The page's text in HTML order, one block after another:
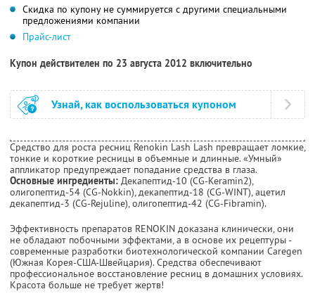
Скидка по купону не суммируется с другими специальными
предложениями компании
Прайс-лист
Купон действителен по 23 августа 2012 включительно
Узнай, как воспользоваться купоном
Средство для роста ресниц Renokin Lash Lash превращает ломкие,
тонкие и короткие ресницы в объемные и длинные. «Умный»
аппликатор предупреждает попадание средства в глаза.
Основные ингредиенты: Декапептид-10 (CG-Keramin2),
олигопептид-54 (CG-Nokkin), декапептид-18 (CG-WINT), ацетил
декапептид-3 (CG-Rejuline), олигопептид-42 (CG-Fibramin).
Эффективность препаратов RENOKIN доказана клинически, они
не обладают побочными эффектами, а в основе их рецептуры -
современные разработки биотехнологической компании Caregen
(Южная Корея-США-Швейцария). Средства обеспечивают
профессиональное восстановление ресниц в домашних условиях.
Красота больше не требует жертв!